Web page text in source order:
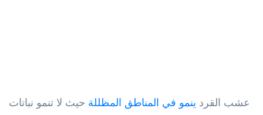
عشب القرد ينمو في المناطق المظللة حيث لا تنمو نباتات